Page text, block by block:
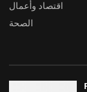
اقتصاد وأعمال
الصحة